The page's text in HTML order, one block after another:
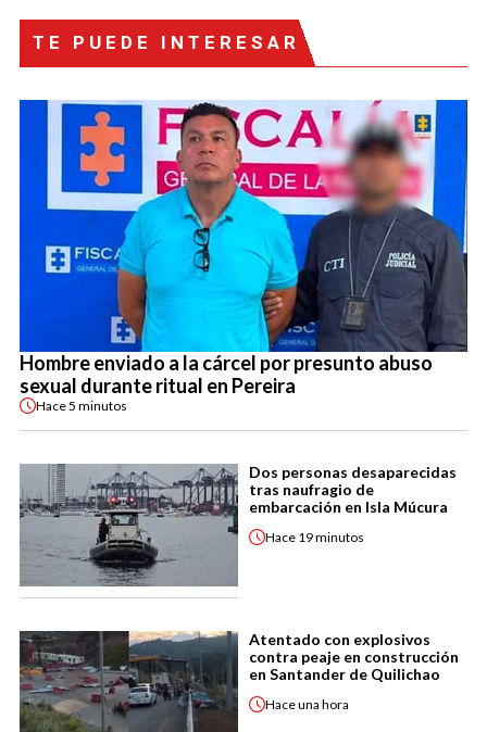
TE PUEDE INTERESAR
Hombre enviado a la cárcel por presunto abuso
sexual durante ritual en Pereira
Hace5 minutos
Dos personas desaparecidas
tras naufragio de
embarcación en Isla Múcura
Hace 19 minutos
Atentado con explosivos
contra peaje en construcción
en Santander de Quilichao
Haceuna hora